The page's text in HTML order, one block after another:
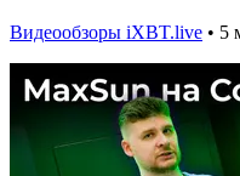
Видеообзоры iXBT.live • 5